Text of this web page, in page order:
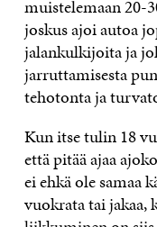
muistelemaan 20-
joskus ajoi autoa
jalankulkijoita ja
jarruttamisesta
tehotonta ja
Kun itse tulin 18
että pitää ajaa
ei ehkä ole samaa
vuokrata tai jakaa,